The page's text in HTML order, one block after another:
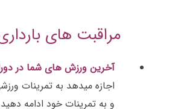
مراقبت های
آخرین ورزش های شما در
اجازه میدهد به تمرینات
و به تمرینات خود ادامه